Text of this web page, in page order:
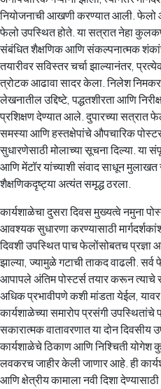
नियोजनाची आखणी करण्यात आली. फेलो
फेलो उपस्थित होते. या सत्रात नेहा
संबंधित शैक्षणिक आणि संकल्पनात्मक
तयारीवर सविस्तर चर्चा झाल्यानंतर,
त्रोटक आढावा सादर केला. निलेश निमकर
लेखनातील उद्दिष्टे, पद्धतशीरता आणि
प्रशिक्षण देण्यात आले. दुपारच्या सत्रात
समस्या आणि हस्तक्षेपांचे औपचारिक
सुधारणेसाठी मोलाच्या सूचना दिल्या. या
आणि मेंटॉर यांच्याशी संवाद साधून
शैक्षणिकदृष्ट्या अत्यंत समृद्ध ठरला.
कार्यशाळेचा दुसरा दिवस मुख्यत्वे नमुना
आवश्यक सुधारणा करण्यासाठी
दिवशी उपस्थित पाच फेलोंसोबतच प्रज्ञा
झाल्या, ज्यामुळे गटाची ताकद वाढली. सर्व
आपापले अंतिम पोस्टर्स तयार करून त्याचे
अधिक प्रभावीपणे कशी मांडता येईल,
कार्यशाळेच्या समारोप प्रसंगी
सकारात्मक वातावरणात या दोन दिवसीय
कार्यशाळेचे ठिकाण आणि निश्चिती योगेश
लवकरच जाहीर केली जाणार आहे. ही
आणि क्षेत्रीय कामाला नवी दिशा